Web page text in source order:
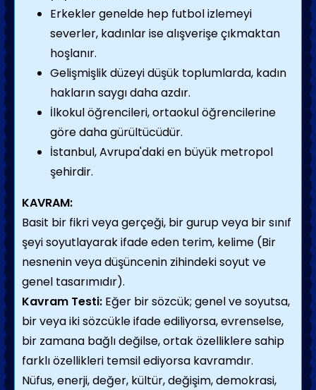
Erkekler genelde hep futbol izlemeyi
severler, kadınlar ise alışverişe çıkmaktan
hoşlanır.
Gelişmişlik düzeyi düşük toplumlarda, kadın
hakların saygı daha azdır.
İlkokul öğrencileri, ortaokul öğrencilerine
göre daha gürültücüdür.
İstanbul, Avrupa'daki en büyük metropol
şehirdir.
KAVRAM:
Basit bir fikri veya gerçeği, bir gurup veya bir sınıf
şeyi soyutlayarak ifade eden terim, kelime (Bir
nesnenin veya düşüncenin zihindeki soyut ve
genel tasarımıdır).
Kavram Testi: Eğer bir sözcük; genel ve soyutsa,
bir veya iki sözcükle ifade ediliyorsa, evrenselse,
bir zamana bağlı değilse, ortak özelliklere sahip
farklı özellikleri temsil ediyorsa kavramdır.
Nüfus, enerji, değer, kültür, değişim, demokrasi,